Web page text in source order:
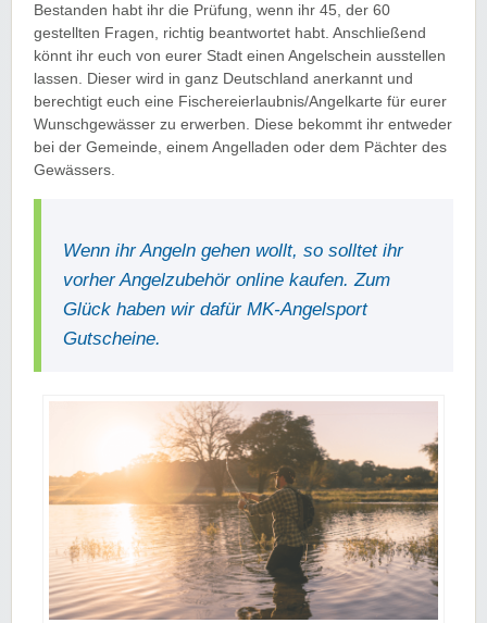
Bestanden habt ihr die Prüfung, wenn ihr 45, der 60
gestellten Fragen, richtig beantwortet habt. Anschließend
könnt ihr euch von eurer Stadt einen Angelschein ausstellen
lassen. Dieser wird in ganz Deutschland anerkannt und
berechtigt euch eine Fischereierlaubnis/Angelkarte für eurer
Wunschgewässer zu erwerben. Diese bekommt ihr entweder
bei der Gemeinde, einem Angelladen oder dem Pächter des
Gewässers.
Wenn ihr Angeln gehen wollt, so solltet ihr
vorher Angelzubehör online kaufen. Zum
Glück haben wir dafür MK-Angelsport
Gutscheine.